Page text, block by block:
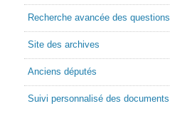
Recherche avancée des questions
Site des archives
Anciens députés
Suivi personnalisé des documents